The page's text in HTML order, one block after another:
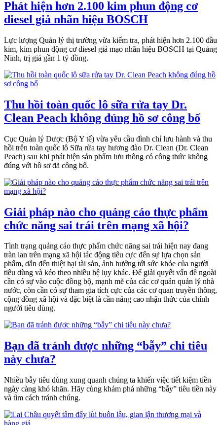
Phát hiện hơn 2.100 kim phun động cơ
diesel giả nhãn hiệu BOSCH
Lực lượng Quản lý thị trường vừa kiểm tra, phát hiện hơn 2.100 đầu
kim, kim phun động cơ diesel giả mạo nhãn hiệu BOSCH tại Quảng
Ninh, trị giá gần 1 tỷ đồng.
Thu hồi toàn quốc lô sữa rửa tay Dr.
Clean Peach không đúng hồ sơ công bố
Cục Quản lý Dược (Bộ Y tế) vừa yêu cầu đình chỉ lưu hành và thu
hồi trên toàn quốc lô Sữa rửa tay hương đào Dr. Clean (Dr. Clean
Peach) sau khi phát hiện sản phẩm lưu thông có công thức không
đúng với hồ sơ đã công bố.
Giải pháp nào cho quảng cáo thực phẩm
chức năng sai trái trên mạng xã hội?
Tình trạng quảng cáo thực phẩm chức năng sai trái hiện nay đang
tràn lan trên mạng xã hội tác động tiêu cực đến sự lựa chọn sản
phẩm, dẫn đến thiệt hại tài sản, ảnh hưởng tới sức khỏe của người
tiêu dùng và kéo theo nhiều hệ lụy khác. Để giải quyết vấn đề ngoài
cần có sự vào cuộc đồng bộ, mạnh mẽ của các cơ quản quản lý nhà
nước, còn cần có sự tham gia tích cực của các cơ quan truyền thông,
cộng đồng xã hội và đặc biệt là cần nâng cao nhận thức của chính
người tiêu dùng.
Bạn đã tránh được những “bẫy” chi tiêu
này chưa?
Nhiều bẫy tiêu dùng xung quanh chúng ta khiến việc tiết kiệm tiền
ngày càng khó khăn. Hãy cùng khám phá những “bẫy” tiêu tiền này
và tìm cách tránh chúng.